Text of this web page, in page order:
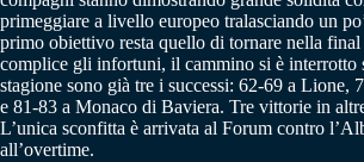
primeggiare a livello europeo tralasciando un
primo obiettivo resta quello di tornare nella
complice gli infortuni, il cammino si è interrotto
stagione sono già tre i successi: 62-69 a Lione,
e 81-83 a Monaco di Baviera. Tre vittorie in
L’unica sconfitta è arrivata al Forum contro
all’overtime.